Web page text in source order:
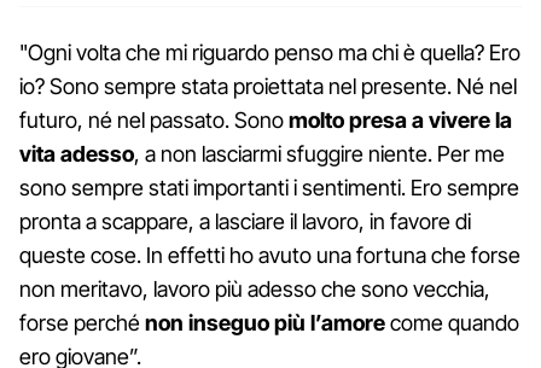
"Ogni volta che mi riguardo penso ma chi è quella? Ero
io? Sono sempre stata proiettata nel presente. Né nel
futuro, né nel passato. Sonomolto presa a vivere la
vita adesso, a non lasciarmi sfuggire niente. Per me
sono sempre stati importanti i sentimenti. Ero sempre
pronta a scappare, a lasciare il lavoro, in favore di
queste cose. In effetti ho avuto una fortuna che forse
non meritavo, lavoro più adesso che sono vecchia,
forse perchénon inseguo più l’amorecome quando
ero giovane”.